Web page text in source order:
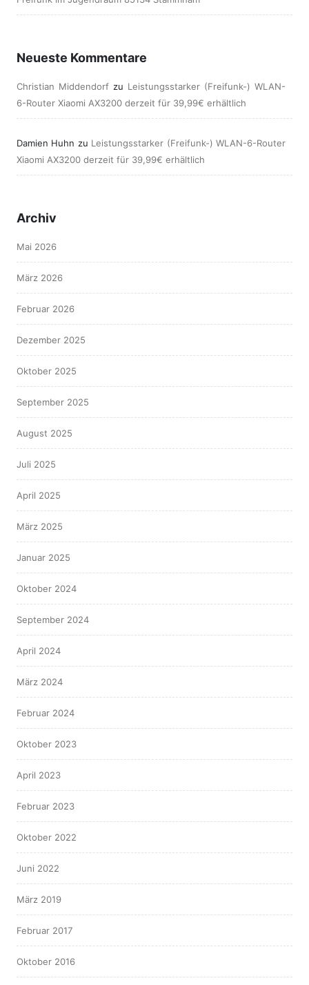
Neueste Kommentare
Christian Middendorf zu Leistungsstarker (Freifunk-) WLAN-
6-Router Xiaomi AX3200 derzeit für 39,99€ erhältlich
Damien Huhn zu Leistungsstarker (Freifunk-) WLAN-6-Router
Xiaomi AX3200 derzeit für 39,99€ erhältlich
Archiv
Mai 2026
März 2026
Februar 2026
Dezember 2025
Oktober 2025
September 2025
August 2025
Juli 2025
April 2025
März 2025
Januar 2025
Oktober 2024
September 2024
April 2024
März 2024
Februar 2024
Oktober 2023
April 2023
Februar 2023
Oktober 2022
Juni 2022
März 2019
Februar 2017
Oktober 2016